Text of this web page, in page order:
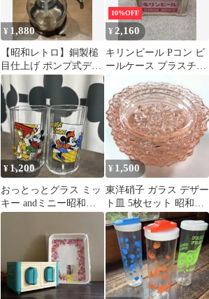
¥ 1,880
【昭和レトロ】銅製槌
目仕上げ ポンプ式ディ
スペンサー ガラスボト
ル
10%OFF
¥ 2,160
キリンビール Pコン ビ
ールケース プラスチッ
瓶ケース
¥ 1,200
おっとっとグラス ミッ
キー andミニー昭和レ
トロ キリンレモン 未使
¥ 1,500
東洋硝子 ガラス デザー
ト皿 5枚セット 昭和レ
トロ 新品未使用